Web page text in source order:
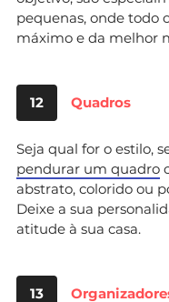
pequenas, onde todo
máximo e da melhor
12 Quadros
Seja qual for o estilo,
pendurar um quadro
abstrato, colorido ou
Deixe a sua
atitude à sua casa.
13